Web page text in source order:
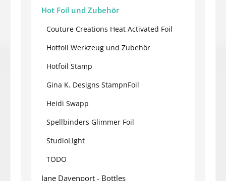
Hot Foil und Zubehör
Couture Creations Heat Activated Foil
Hotfoil Werkzeug und Zubehör
Hotfoil Stamp
Gina K. Designs StampnFoil
Heidi Swapp
Spellbinders Glimmer Foil
StudioLight
TODO
Jane Davenport - Bottles